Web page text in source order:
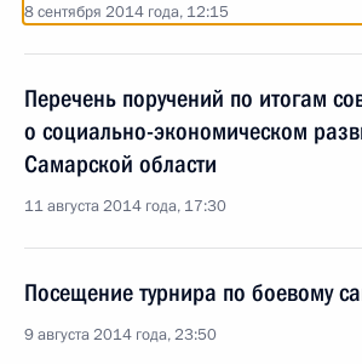
8 сентября 2014 года, 12:15
Перечень поручений по итогам
о социально-экономическом
Самарской области
11 августа 2014 года, 17:30
Посещение турнира по боевому
9 августа 2014 года, 23:50